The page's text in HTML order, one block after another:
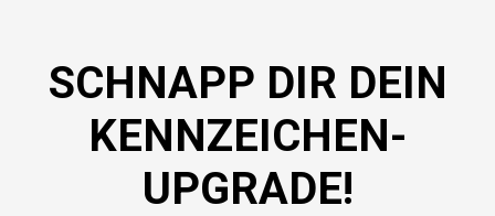
SCHNAPP DIR DEIN
KENNZEICHEN-
UPGRADE!